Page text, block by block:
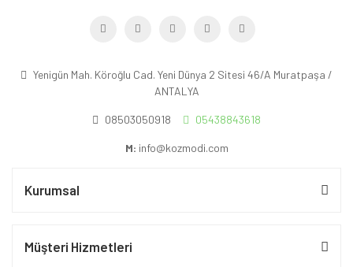
Yenigün Mah. Köroğlu Cad. Yeni Dünya 2 Sitesi 46/A Muratpaşa /
ANTALYA
08503050918 05438843618
M: info@kozmodi.com
Kurumsal
Müşteri Hizmetleri